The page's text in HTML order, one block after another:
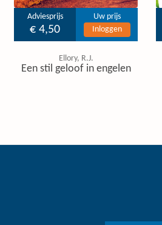
Adviesprijs
€ 4,50
Uw prijs
Inloggen
Ellory, R.J.
Een stil geloof in engelen